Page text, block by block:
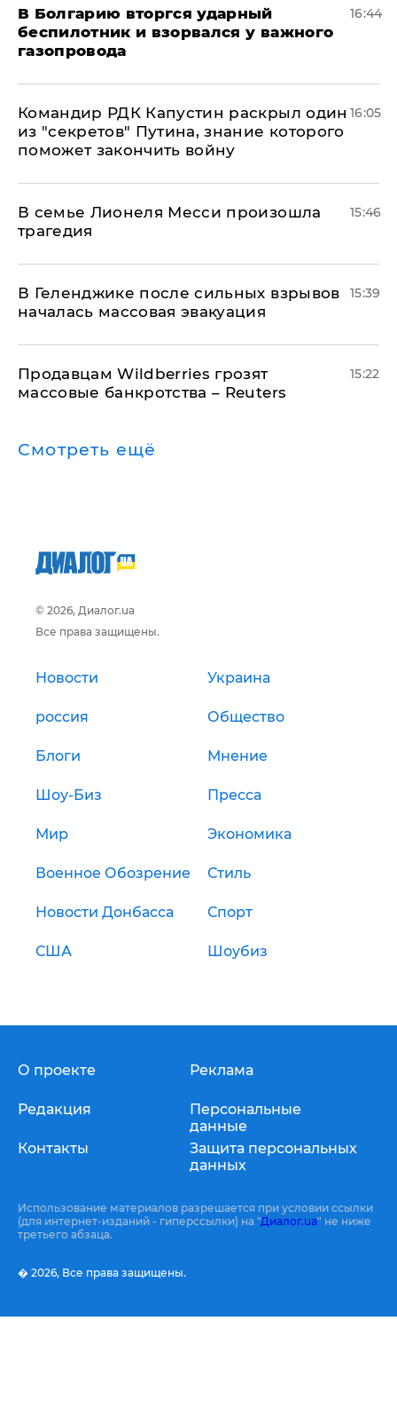
В Болгарию вторгся ударный
беспилотник и взорвался у важного
газопровода
16:44
Командир РДК Капустин раскрыл один
из "секретов" Путина, знание которого
поможет закончить войну
16:05
В семье Лионеля Месси произошла
трагедия
15:46
В Геленджике после сильных взрывов
началась массовая эвакуация
15:39
Продавцам Wildberries грозят
массовые банкротства – Reuters
15:22
Смотреть ещё
© 2026, Диалог.ua
Все права защищены.
Новости Украина
россия Общество
Блоги Мнение
Шоу-Биз Пресса
Мир Экономика
Военное Обозрение Стиль
Новости Донбасса Спорт
США Шоубиз
О проекте
Редакция
Контакты
Реклама
Персональные
данные
Защита персональных
данных
Использование материалов разрешается при условии ссылки
(для интернет-изданий - гиперссылки) на "Диалог.ua" не ниже
третьего абзаца.
� 2026, Все права защищены.